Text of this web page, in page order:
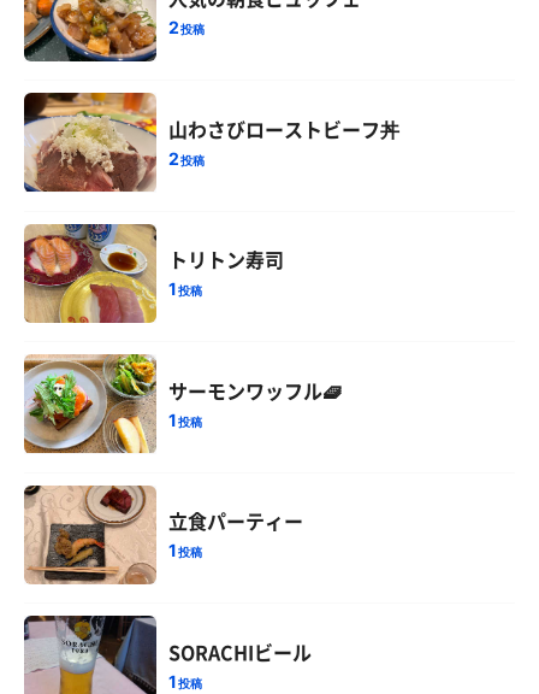
2投稿
山わさびローストビーフ丼
2投稿
トリトン寿司
1投稿
サーモンワッフル🧇
1投稿
立食パーティー
1投稿
SORACHIビール
1投稿